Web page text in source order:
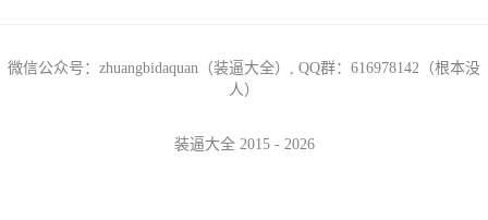
微信公众号：zhuangbidaquan（装逼大全）, QQ群：616978142（根本没
人）
装逼大全 2015 - 2026